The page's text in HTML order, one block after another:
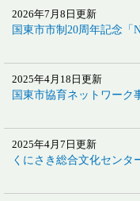
2026年7月8日更新
国東市市制20周年記念「
2025年4月18日更新
国東市協育ネットワーク
2025年4月7日更新
くにさき総合文化センタ